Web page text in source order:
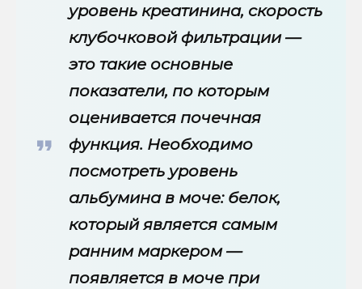
уровень креатинина, скорость
клубочковой фильтрации —
это такие основные
показатели, по которым
оценивается почечная
функция. Необходимо
посмотреть уровень
альбумина в моче: белок,
который является самым
ранним маркером —
появляется в моче при